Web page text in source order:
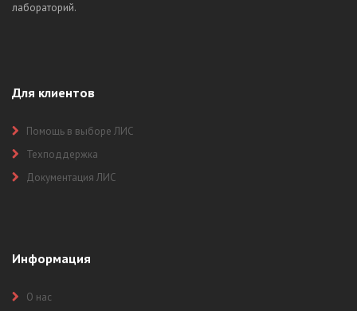
лабораторий.
Для клиентов
Помощь в выборе ЛИС
Техподдержка
Документация ЛИС
Информация
О нас